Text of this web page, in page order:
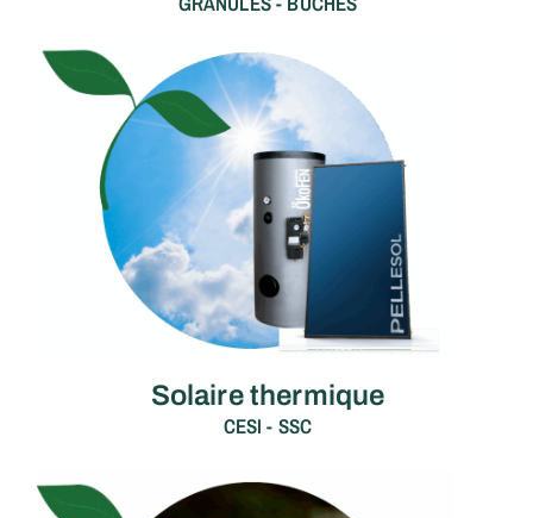
Solaire thermique
CESI - SSC